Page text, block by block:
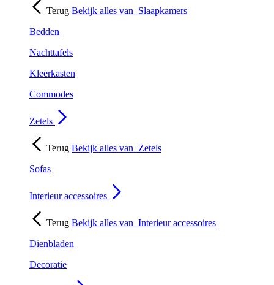
Terug Bekijk alles van Slaapkamers
Bedden
Nachttafels
Kleerkasten
Commodes
Zetels
Terug Bekijk alles van Zetels
Sofas
Interieur accessoires
Terug Bekijk alles van Interieur accessoires
Dienbladen
Decoratie